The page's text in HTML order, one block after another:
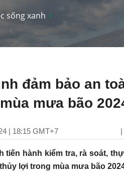
sống xanh
đảm bảo an
mưa bão
| 18:15 GMT+7 |
tiến hành kiểm tra, rà soát,
lợi trong mùa mưa bão